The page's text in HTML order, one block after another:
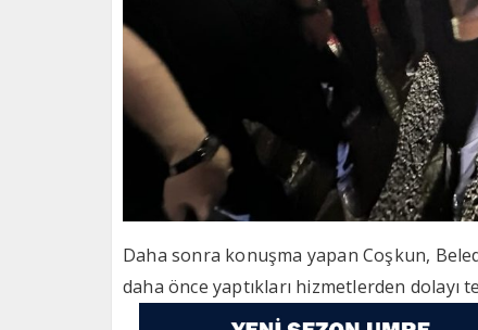
Daha sonra konuşma yapan Coşkun,
daha önce yaptıkları hizmetlerden dolayı